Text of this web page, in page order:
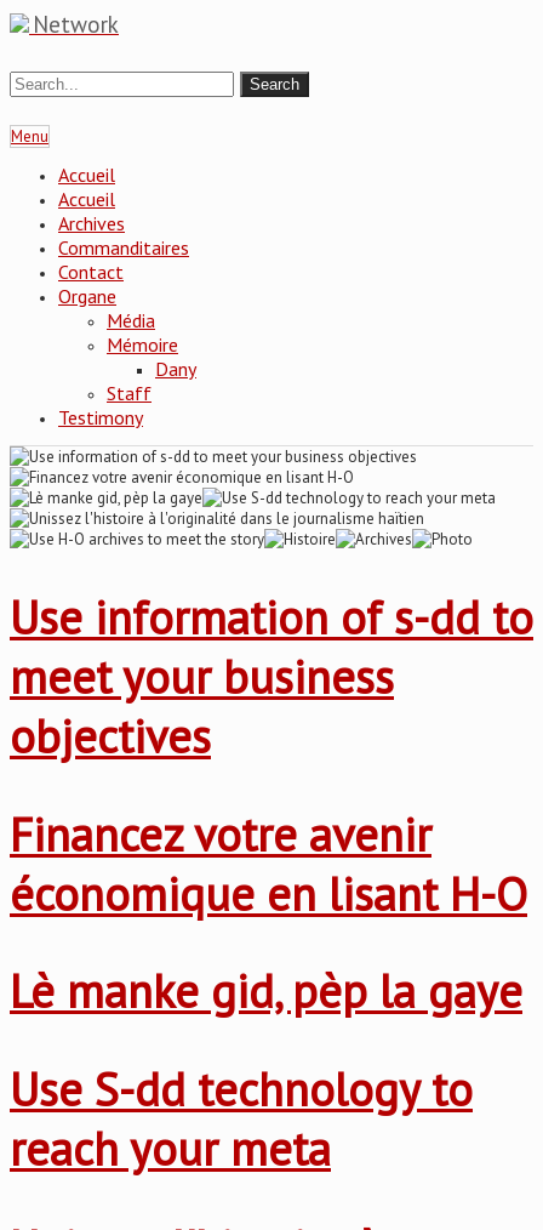
Network
Menu
Accueil
Accueil
Archives
Commanditaires
Contact
Organe
Média
Mémoire
Dany
Staff
Testimony
Use information of s-dd to
meet your business
objectives
Financez votre avenir
économique en lisant H-O
Lè manke gid, pèp la gaye
Use S-dd technology to
reach your meta